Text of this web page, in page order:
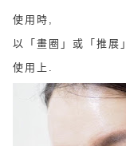
使用時,
以「畫圈」或「推展
使用上.